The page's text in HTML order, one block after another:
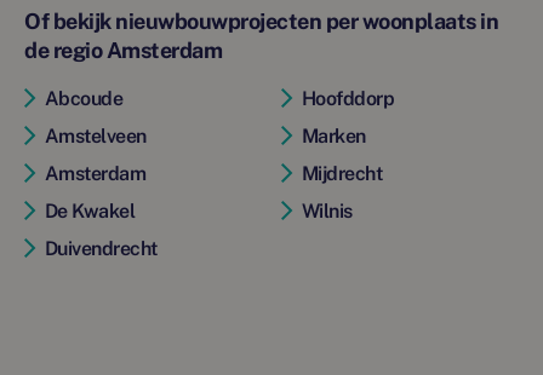
Of bekijk nieuwbouwprojecten per woonplaats in
de regio Amsterdam
Abcoude
Amstelveen
Amsterdam
De Kwakel
Duivendrecht
Hoofddorp
Marken
Mijdrecht
Wilnis